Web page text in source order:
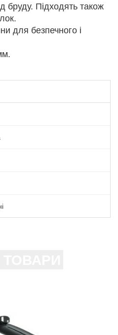
бруду. Підходять також
для безпечного і